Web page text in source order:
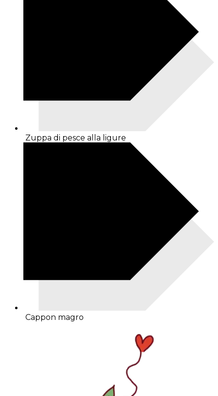
Zuppa di pesce alla ligure
Cappon magro